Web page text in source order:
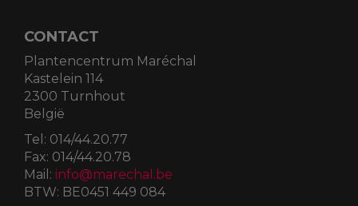
CONTACT
Plantencentrum Maréchal
Kastelein 114
2300 Turnhout
België
Tel: 014/44.20.77
Fax: 014/44.20.78
Mail: info@marechal.be
BTW: BE0451 449 084